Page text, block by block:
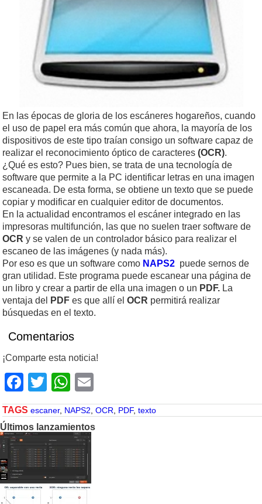
En las épocas de gloria de los escáneres hogareños, cuando
el uso de papel era más común que ahora, la mayoría de los
dispositivos de este tipo traían consigo un software capaz de
realizar el reconocimiento óptico de caracteres (OCR).
¿Qué es esto? Pues bien, se trata de una tecnología de
software que permite a la PC identificar letras en una imagen
escaneada. De esta forma, se obtiene un texto que se puede
copiar y modificar en cualquier editor de documentos.
En la actualidad encontramos el escáner integrado en las
impresoras multifunción, las que no suelen traer software de
OCR y se valen de un controlador básico para realizar el
escaneo de las imágenes (y nada más).
Por eso es que un software como NAPS2 puede sernos de
gran utilidad. Este programa puede escanear una página de
un libro y crear a partir de ella una imagen o un PDF. La
ventaja del
PDF es que allí el OCR permitirá realizar
búsquedas en el texto.
Comentarios
¡Comparte esta noticia!
Facebook
TwitterWhatsApp
TAGS escaner, NAPS2, OCR, PDF, texto
Últimos lanzamientos